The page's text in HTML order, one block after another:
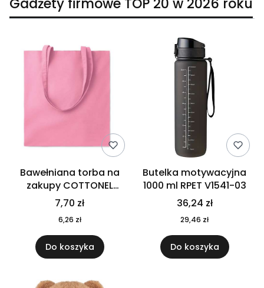
Gadżety firmowe TOP 20 w 2026 roku
Bawełniana torba na
zakupy COTTONEL
COLOUR++ MO9846-11
7,70 zł
6,26 zł
Do koszyka
Butelka motywacyjna
1000 ml RPET V1541-03
36,24 zł
29,46 zł
Do koszyka